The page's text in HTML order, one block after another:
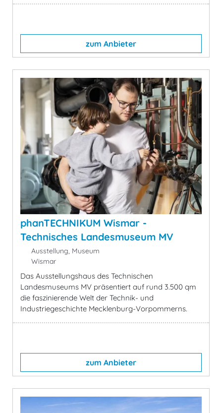
zum Anbieter
phanTECHNIKUM Wismar -
Technisches Landesmuseum MV
Ausstellung, Museum
Wismar
Das Ausstellungshaus des Technischen
Landesmuseums MV präsentiert auf rund 3.500 qm
die faszinierende Welt der Technik- und
Industriegeschichte Mecklenburg-Vorpommerns.
zum Anbieter